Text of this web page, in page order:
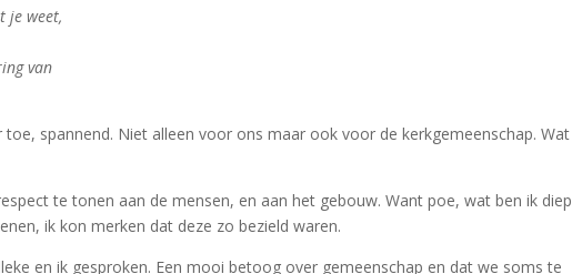
je weet,
van
spannend. Niet alleen voor ons maar ook voor de kerkgemeenschap. Wat
te tonen aan de mensen, en aan het gebouw. Want poe, wat ben ik diep
ik kon merken dat deze zo bezield waren.
en ik gesproken. Een mooi betoog over gemeenschap en dat we soms te